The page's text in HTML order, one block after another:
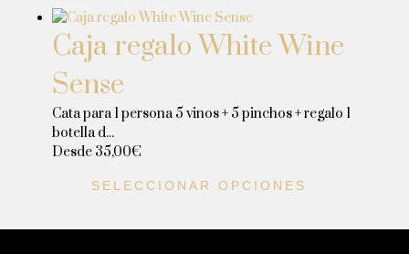
Caja regalo White Wine
Sense
Cata para 1 persona 5 vinos + 5 pinchos + regalo 1
botella d...
Desde 35,00€
SELECCIONAR OPCIONES